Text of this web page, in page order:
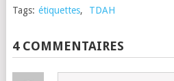
Tags: étiquettes, TDAH
4 COMMENTAIRES